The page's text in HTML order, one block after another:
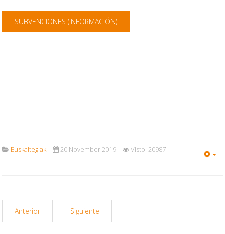
SUBVENCIONES (INFORMACIÓN)
Euskaltegiak 20 November 2019 Visto: 20987
Anterior Siguiente